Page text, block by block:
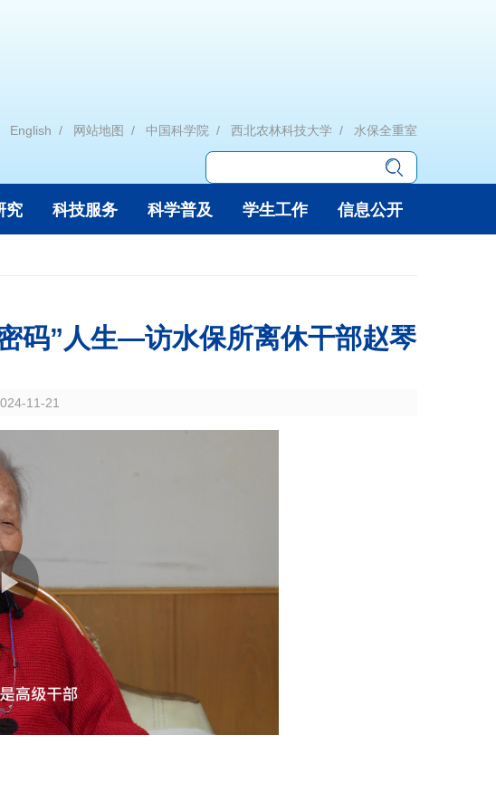
English 网站地图 中国科学院 西北农林科技大学 水保全重室
究 科技服务 科学普及 学生工作 信息公开
码”人生—访水保所离休干部赵琴
11-21